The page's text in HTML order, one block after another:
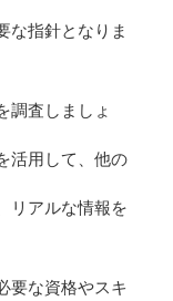
な指針となりま
調査しましょ
活用して、他の
リアルな情報を
要な資格やスキ